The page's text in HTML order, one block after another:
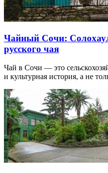
Чайный Сочи:
русского чая
Чай в Сочи — это
и культурная история, а не